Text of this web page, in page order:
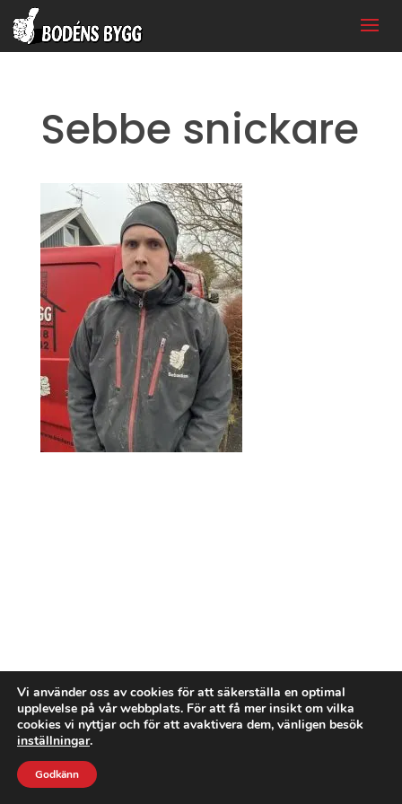
Sebbe snickare
Vi använder oss av cookies för att säkerställa en optimal
upplevelse på vår webbplats. För att få mer insikt om vilka
cookies vi nyttjar och för att avaktivera dem, vänligen besök
inställningar.
Godkänn